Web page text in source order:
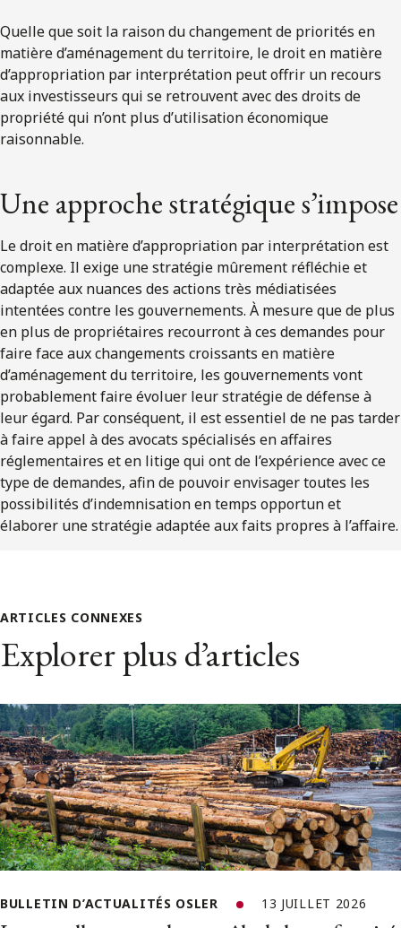
Quelle que soit la raison du changement de priorités en
matière d’aménagement du territoire, le droit en matière
d’appropriation par interprétation peut offrir un recours
aux investisseurs qui se retrouvent avec des droits de
propriété qui n’ont plus d’utilisation économique
raisonnable.
Une approche stratégique s’impose
Le droit en matière d’appropriation par interprétation est
complexe. Il exige une stratégie mûrement réfléchie et
adaptée aux nuances des actions très médiatisées
intentées contre les gouvernements. À mesure que de plus
en plus de propriétaires recourront à ces demandes pour
faire face aux changements croissants en matière
d’aménagement du territoire, les gouvernements vont
probablement faire évoluer leur stratégie de défense à
leur égard. Par conséquent, il est essentiel de ne pas tarder
à faire appel à des avocats spécialisés en affaires
réglementaires et en litige qui ont de l’expérience avec ce
type de demandes, afin de pouvoir envisager toutes les
possibilités d’indemnisation en temps opportun et
élaborer une stratégie adaptée aux faits propres à l’affaire.
ARTICLES CONNEXES
Explorer plus d’articles
BULLETIN D’ACTUALITÉS OSLER 13 JUILLET 2026